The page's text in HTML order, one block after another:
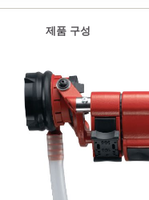
제품 구성